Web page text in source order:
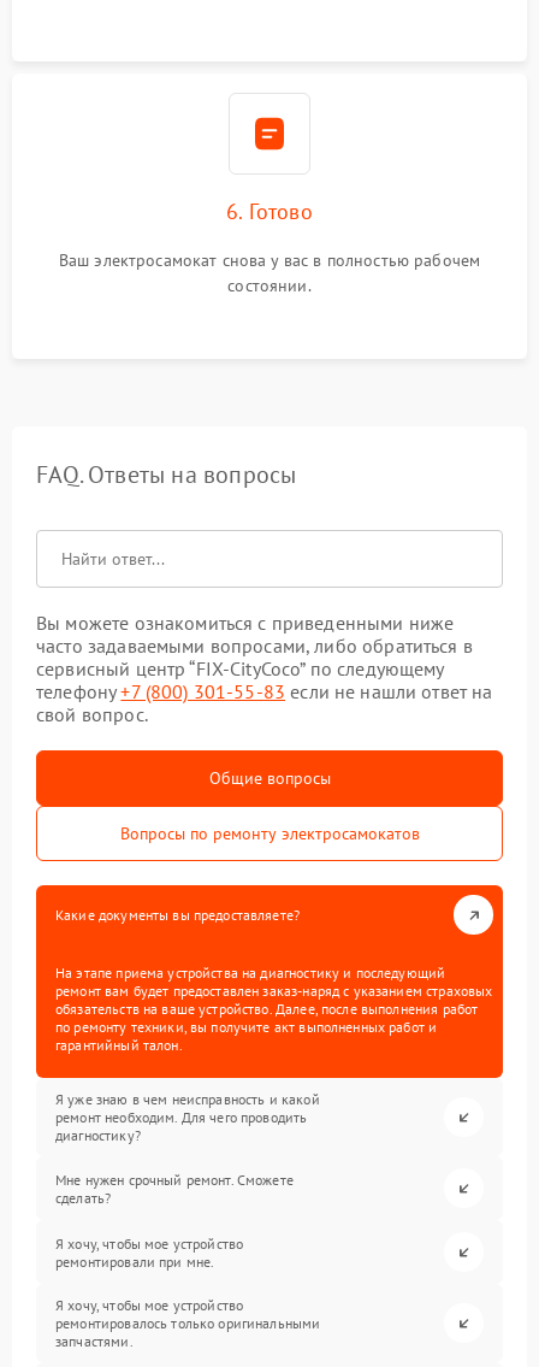
6. Готово
Ваш электросамокат снова у вас в полностью рабочем
состоянии.
FAQ. Ответы на вопросы
Вы можете ознакомиться с приведенными ниже
часто задаваемыми вопросами, либо обратиться в
сервисный центр “FIX-CityCoco” по следующему
телефону+7 (800) 301-55-83 если не нашли ответ на
свой вопрос.
Общие вопросы
Вопросы по ремонту электросамокатов
Какие документы вы предоставляете?
На этапе приема устройства на диагностику и последующий
ремонт вам будет предоставлен заказ-наряд с указанием страховых
обязательств на ваше устройство. Далее, после выполнения работ
по ремонту техники, вы получите акт выполненных работ и
гарантийный талон.
Я уже знаю в чем неисправность и какой
ремонт необходим. Для чего проводить
диагностику?
Мне нужен срочный ремонт. Сможете
сделать?
Я хочу, чтобы мое устройство
ремонтировали при мне.
Я хочу, чтобы мое устройство
ремонтировалось только оригинальными
запчастями.